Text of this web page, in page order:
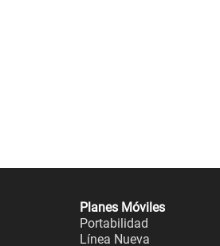
Planes Móviles
Portabilidad
Línea Nueva